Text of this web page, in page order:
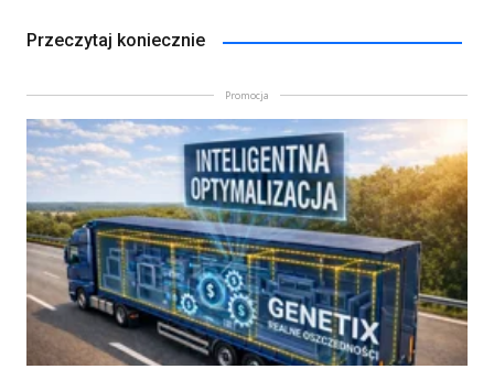
Przeczytaj koniecznie
Promocja